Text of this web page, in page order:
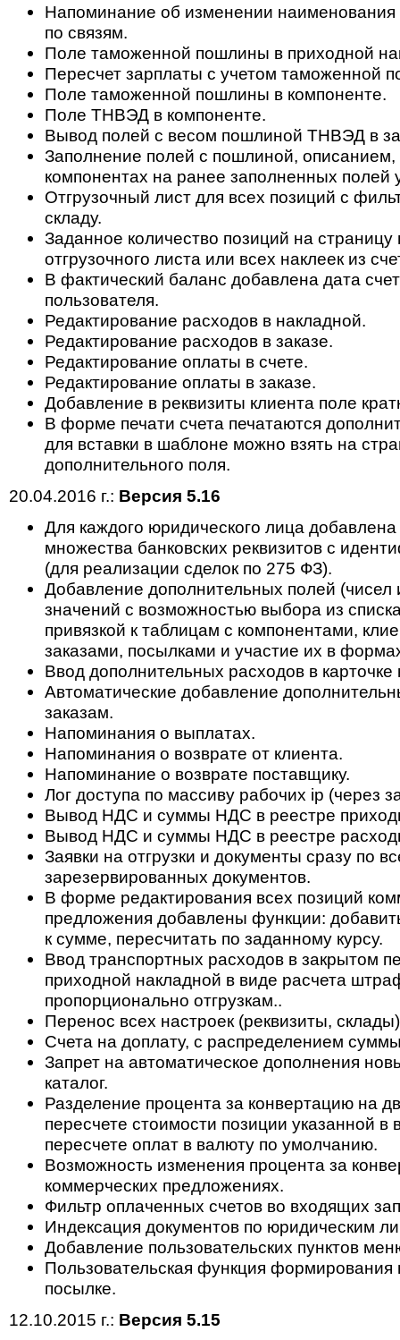
Напоминание об изменении наименования
по связям.
Поле таможенной пошлины в приходной
Пересчет зарплаты с учетом таможенной
Поле таможенной пошлины в компоненте.
Поле ТНВЭД в компоненте.
Вывод полей с весом пошлиной ТНВЭД в
Заполнение полей с пошлиной,
компонентах на ранее заполненных полей
Отгрузочный лист для всех позиций с
складу.
Заданное количество позиций на страницу
отгрузочного листа или всех наклеек из
В фактический баланс добавлена дата
пользователя.
Редактирование расходов в накладной.
Редактирование расходов в заказе.
Редактирование оплаты в счете.
Редактирование оплаты в заказе.
Добавление в реквизиты клиента поле
В форме печати счета печатаются
для вставки в шаблоне можно взять на
дополнительного поля.
20.04.2016 г.: Версия 5.16
Для каждого юридического лица
множества банковских реквизитов с
(для реализации сделок по 275 ФЗ).
Добавление дополнительных полей (чисел
значений с возможностью выбора из
привязкой к таблицам с компонентами,
заказами, посылками и участие их в
Ввод дополнительных расходов в карточке
Автоматические добавление
заказам.
Напоминания о выплатах.
Напоминания о возврате от клиента.
Напоминание о возврате поставщику.
Лог доступа по массиву рабочих ip (через
Вывод НДС и суммы НДС в реестре
Вывод НДС и суммы НДС в реестре
Заявки на отгрузки и документы сразу по
зарезервированных документов.
В форме редактирования всех позиций
предложения добавлены функции:
к сумме, пересчитать по заданному курсу.
Ввод транспортных расходов в закрытом
приходной накладной в виде расчета
пропорционально отгрузкам..
Перенос всех настроек (реквизиты,
Счета на доплату, с распределением
Запрет на автоматическое дополнения
каталог.
Разделение процента за конвертацию на
пересчете стоимости позиции указанной в
пересчете оплат в валюту по умолчанию.
Возможность изменения процента за
коммерческих предложениях.
Фильтр оплаченных счетов во входящих
Индексация документов по юридическим
Добавление пользовательских пунктов
Пользовательская функция формирования
посылке.
12.10.2015 г.: Версия 5.15